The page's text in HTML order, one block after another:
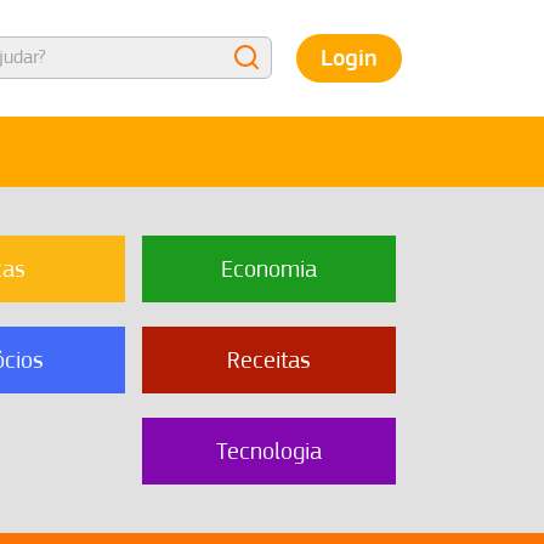
Login
Economia
Receitas
Tecnologia